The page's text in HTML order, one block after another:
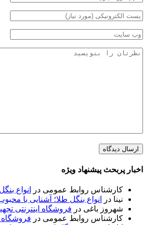
اخبار پربحث پیشنهاد ویژه
کارشناس روابط عمومی در
انواع
نینا در
انواع بنگل طلا؛ آشنایی با
شهروز باغی در فروشگاه اینترنتی
کارشناس روابط عمومی در فروشگاه